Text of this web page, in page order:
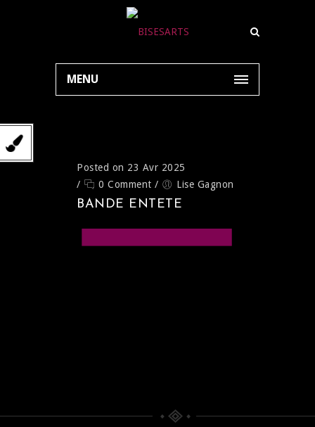
MENU
Posted on 23 Avr 2025
/
0 Comment / Lise Gagnon
BANDE ENTETE